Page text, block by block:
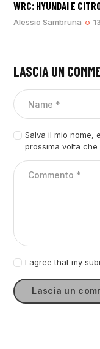
WRC: HYUNDAI E
Alessio Sambruna
LASCIA UN
Salva il mio nome,
prossima volta che
I agree that my